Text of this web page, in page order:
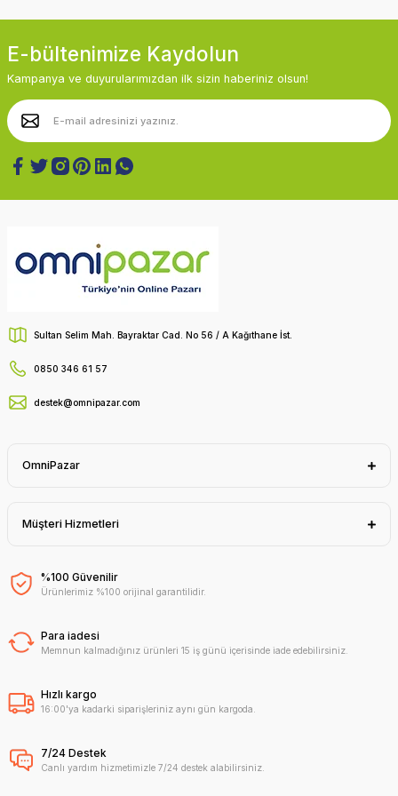
E-bültenimize Kaydolun
Kampanya ve duyurularımızdan ilk sizin haberiniz olsun!
Sultan Selim Mah. Bayraktar Cad. No 56 / A Kağıthane İst.
0850 346 61 57
destek@omnipazar.com
OmniPazar
Müşteri Hizmetleri
%100 Güvenilir
Ürünlerimiz %100 orijinal garantilidir.
Para iadesi
Memnun kalmadığınız ürünleri 15 iş günü içerisinde iade edebilirsiniz.
Hızlı kargo
16:00'ya kadarki siparişleriniz aynı gün kargoda.
7/24 Destek
Canlı yardım hizmetimizle 7/24 destek alabilirsiniz.